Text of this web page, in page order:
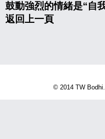
鼓動強烈的情緒是“自
返回上一頁
© 2014 TW